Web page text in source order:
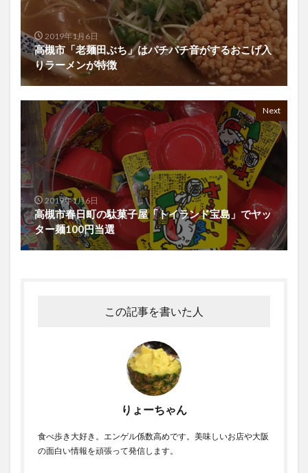
2019年1月6日
高槻市「老麺田ぶち」はパチパチ音がするおこげ入
りラーメンが特徴
Next
2019年1月6日
高槻市春日町の駄菓子屋「トイランド宝島」でヤッ
ター麺100円当選
この記事を書いた人
りょーちゃん
食べ歩き大好き。エンゲル係数高めです。美味しいお店や大阪
の面白い情報を頑張って発信します。